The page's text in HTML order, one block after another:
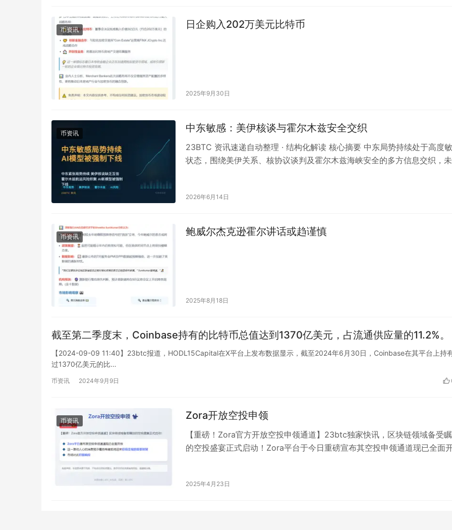
币资讯 日企购入202万美元比特币
2025年9月30日
币资讯 中东敏感：美伊核谈与霍尔木兹安全交织
23BTC 资讯速递自动整理 · 结构化解读 核心摘要 中东局势持续处于高度
状态，围绕美伊关系、核协议谈判及霍尔木兹海峡安全的多方信息交织，
2026年6月14日
币资讯 鲍威尔杰克逊霍尔讲话或趋谨慎
2025年8月18日
截至第二季度末，Coinbase持有的比特币总值达到1370亿美元，占流通供应量的11.2%。
【2024-09-09 11:40】23btc报道，HODL15Capital在X平台上发布数据显示，截至2024年6月30日，Coinbase在其平台上持
过1370亿美元的比…
币资讯 2024年9月9日
币资讯 Zora开放空投申领
【重磅！Zora官方开放空投申领通道】23btc独家快讯，区块链领域备受
的空投盛宴正式启动！Zora平台于今日重磅宣布其空投申领通道现已全面
2025年4月23日